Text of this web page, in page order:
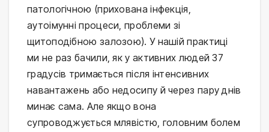
патологічною (прихована інфекція,
аутоімунні процеси, проблеми зі
щитоподібною залозою). У нашій практиці
ми не раз бачили, як у активних людей 37
градусів тримається після інтенсивних
навантажень або недосипу й через пару днів
минає сама. Але якщо вона
супроводжується млявістю, головним болем